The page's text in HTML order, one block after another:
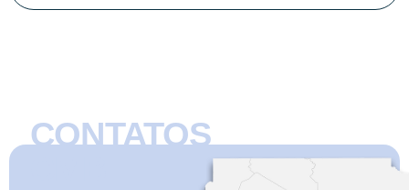
CONTATOS